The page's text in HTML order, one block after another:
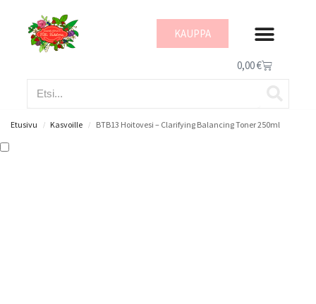
KAUPPA
0,00€
Etusivu / Kasvoille / BTB13 Hoitovesi – Clarifying Balancing Toner 250ml